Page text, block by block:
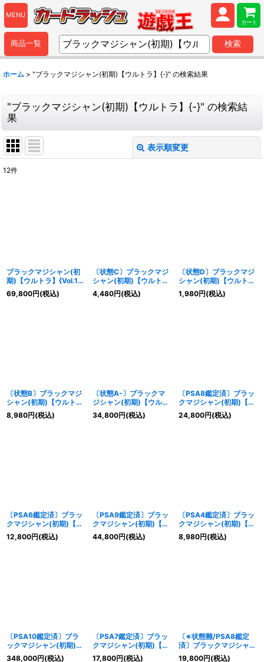
MENU
カート
商品一覧 検索
ホーム > "ブラックマジシャン(初期)【ウルトラ】{-}" の検索結果
"ブラックマジシャン(初期)【ウルトラ】{-}" の検索結
果
表示順変更
カテゴリ:
12件
ブラックマジシャン(初
期)【ウルトラ】{Vol.1}
《モンスター》
69,800円(税込)
〔状態C〕ブラックマジ
シャン(初期)【ウルト
ラ】{Vol.1}《モンスタ
ー》
4,480円(税込)
〔状態D〕ブラックマジ
シャン(初期)【ウルト
ラ】{Vol.1}《モンスタ
ー》
1,980円(税込)
〔状態B〕ブラックマジ
シャン(初期)【ウルト
ラ】{Vol.1}《モンスタ
ー》
8,980円(税込)
〔状態A-〕ブラックマ
ジシャン(初期)【ウルト
ラ】{Vol.1}《モンスタ
ー》
34,800円(税込)
〔PSA8鑑定済〕ブラッ
クマジシャン(初期)【ウ
ルトラ】{Vol.1}《モンス
ター》
24,800円(税込)
〔PSA6鑑定済〕ブラッ
クマジシャン(初期)【ウ
ルトラ】{Vol.1}《モンス
ター》
12,800円(税込)
〔PSA9鑑定済〕ブラッ
クマジシャン(初期)【ウ
ルトラ】{Vol.1}《モンス
ター》
44,800円(税込)
〔PSA4鑑定済〕ブラッ
クマジシャン(初期)【ウ
ルトラ】{Vol.1}《モンス
ター》
8,980円(税込)
〔PSA10鑑定済〕ブラ
ックマジシャン(初期)
【ウルトラ】{Vol.1}《モ
348,000円(税込)
〔PSA7鑑定済〕ブラッ
クマジシャン(初期)【ウ
ルトラ】{Vol.1}《モンス
17,800円(税込)
〔※状態難/PSA8鑑定
済〕ブラックマジシャン
(初期)【ウルトラ】
19,800円(税込)